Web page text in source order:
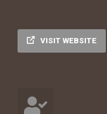
VISIT WEBSITE